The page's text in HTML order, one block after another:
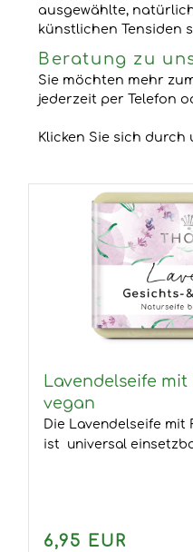
ausgewählte,
künstlichen Tensiden
Beratung zu
Sie möchten mehr
jederzeit per Telefon
Klicken Sie sich
Lavendelseife
vegan
Die Lavendelseife mit
ist universal
6,95 EUR